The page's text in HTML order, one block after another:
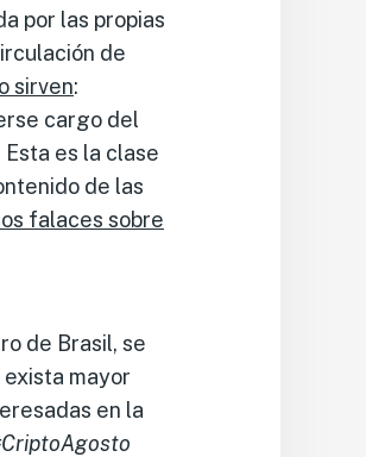
por las propias
de
sirven:
cargo del
es la clase
de las
falaces sobre
de Brasil, se
mayor
en la